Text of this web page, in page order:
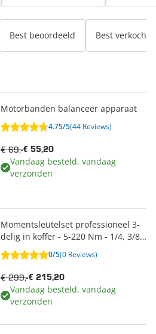
Best beoordeeld Best verkocht
Motorbanden balanceer apparaat
4.75/5(44 Reviews)
€ 55,20
€ 69,-
Vandaag besteld, vandaag
verzonden
Momentsleutelset professioneel 3-
delig in koffer - 5-220 Nm - 1/4, 3/8
en 1/2
0/5(0 Reviews)
€ 215,20
€ 299,-
Vandaag besteld, vandaag
verzonden